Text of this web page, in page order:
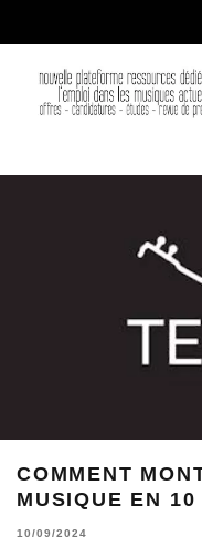
COMMENT
MUSIQUE EN
10/09/2024